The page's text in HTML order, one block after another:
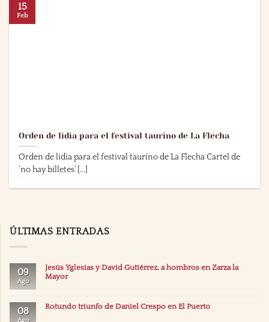
Orden de lidia para el festival taurino de La Flecha
Orden de lidia para el festival taurino de La Flecha Cartel de
‘no hay billetes’ [...]
15
Feb
ÚLTIMAS ENTRADAS
09
Ago
Jesús Yglesias y David Gutiérrez, a hombros en Zarza la
Mayor
08
Ago
Rotundo triunfo de Daniel Crespo en El Puerto